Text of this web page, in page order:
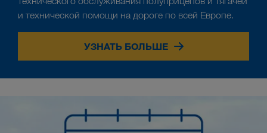
и технической помощи на дороге по всей Европе.
УЗНАТЬ БОЛЬШЕ